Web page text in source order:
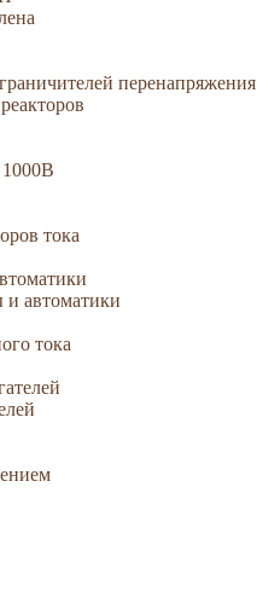
перенапряжения
тока
автоматики
тока